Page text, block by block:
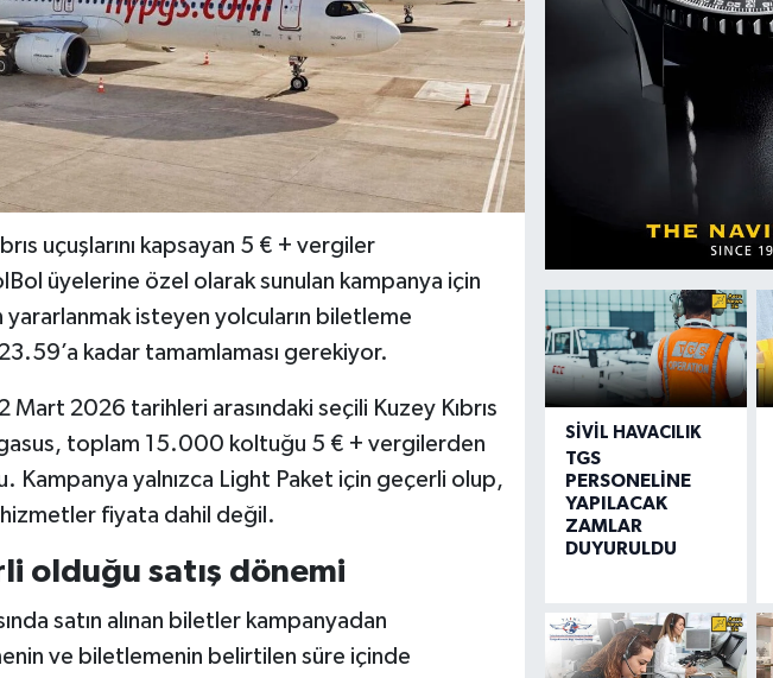
uçuşlarını kapsayan 5 € + vergiler
üyelerine özel olarak sunulan kampanya için
isteyen yolcuların biletleme
kadar tamamlaması gerekiyor.
Mart 2026 tarihleri arasındaki seçili Kuzey Kıbrıs
toplam 15.000 koltuğu 5 € + vergilerden
Kampanya yalnızca Light Paket için geçerli olup,
fiyata dahil değil.
olduğu satış dönemi
satın alınan biletler kampanyadan
ve biletlemenin belirtilen süre içinde
SIVIL HAVACILIK
TGS
PERSONELİNE
YAPILACAK
ZAMLAR
DUYURULDU